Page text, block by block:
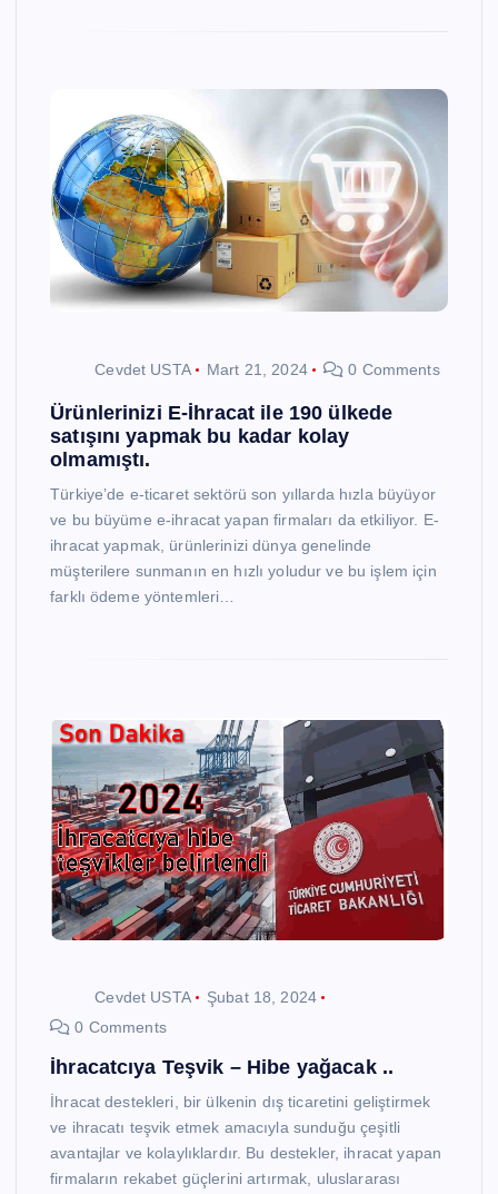
Cevdet USTA Mart 21, 2024 0 Comments
Ürünlerinizi E-İhracat ile 190 ülkede
satışını yapmak bu kadar kolay
olmamıştı.
Türkiye’de e-ticaret sektörü son yıllarda hızla büyüyor
ve bu büyüme e-ihracat yapan firmaları da etkiliyor. E-
ihracat yapmak, ürünlerinizi dünya genelinde
müşterilere sunmanın en hızlı yoludur ve bu işlem için
farklı ödeme yöntemleri…
Cevdet USTA
Şubat 18, 2024
0 Comments
İhracatcıya Teşvik – Hibe yağacak ..
İhracat destekleri, bir ülkenin dış ticaretini geliştirmek
ve ihracatı teşvik etmek amacıyla sunduğu çeşitli
avantajlar ve kolaylıklardır. Bu destekler, ihracat yapan
firmaların rekabet güçlerini artırmak, uluslararası